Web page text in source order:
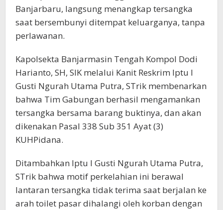
Banjarbaru, langsung menangkap tersangka
saat bersembunyi ditempat keluarganya, tanpa
perlawanan.
Kapolsekta Banjarmasin Tengah Kompol Dodi
Harianto, SH, SIK melalui Kanit Reskrim Iptu I
Gusti Ngurah Utama Putra, STrik membenarkan
bahwa Tim Gabungan berhasil mengamankan
tersangka bersama barang buktinya, dan akan
dikenakan Pasal 338 Sub 351 Ayat (3)
KUHPidana.
Ditambahkan Iptu I Gusti Ngurah Utama Putra,
STrik bahwa motif perkelahian ini berawal
lantaran tersangka tidak terima saat berjalan ke
arah toilet pasar dihalangi oleh korban dengan